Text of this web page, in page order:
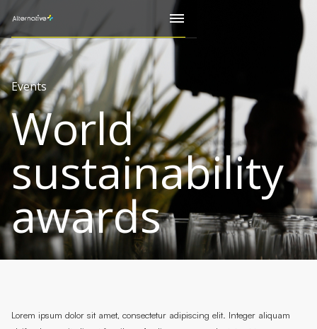
Events
World
sustainability
awards
Lorem ipsum dolor sit amet, consectetur adipiscing elit. Integer aliquam